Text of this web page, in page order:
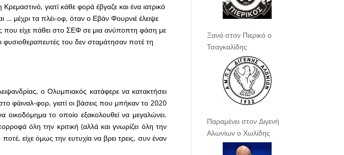
γιατί κάθε φορά έβγαζε και ένα ιατρικό
… μέχρι τα πλέι-οφ, όταν ο Εβάν Φουρνιέ έλειψε
είχε πάθει στο ΣΕΦ σε μια ανύποπτη φάση με
φυσιοθεραπευτές του δεν σταμάτησαν ποτέ τη
ο Ολυμπιακός κατάφερε να κατακτήσει
φάιναλ-φορ, γιατί οι βάσεις που μπήκαν το 2020
οικοδόμημα το οποίο εξακολουθεί να μεγαλώνει.
όλη την κριτική (αλλά και γνωρίζει όλη την
είχε όμως την ευτυχία να βρει τρεις, συν έναν
Ξανά στον Πιερικό ο
Τσαγκαλίδης
Παραμένει στον Διγενή
Αλωνίων ο Χωλίδης